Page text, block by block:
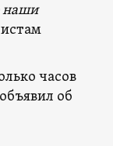
наши
часов
об